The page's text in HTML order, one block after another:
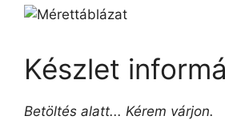
Készlet
Betöltés alatt... Kérem várjon.